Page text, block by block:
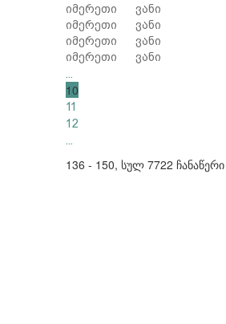
იმერეთი
ვანი
იმერეთი
ვანი
იმერეთი
ვანი
იმერეთი
ვანი
10
11
12
136 - 150, სულ 7722 ჩანაწერი